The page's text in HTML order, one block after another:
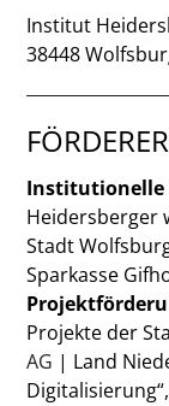
Institut
38448
Institutionelle
Heidersberger
Stadt
Sparkasse
Projekte der
AG | Land